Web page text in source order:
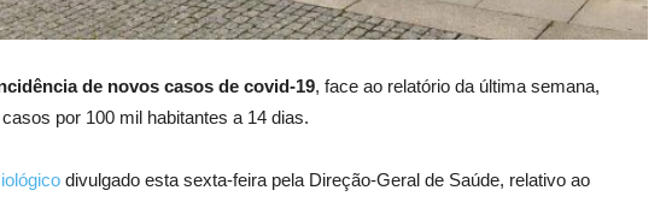
de novos casos de covid-19, face ao relatório da última semana,
por 100 mil habitantes a 14 dias.
divulgado esta sexta-feira pela Direção-Geral de Saúde, relativo ao